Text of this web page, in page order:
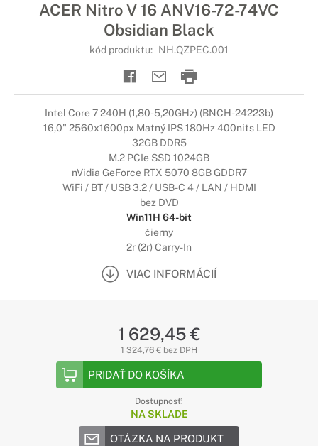
ACER Nitro V 16 ANV16-72-74VC
Obsidian Black
kód produktu: NH.QZPEC.001
Intel Core 7 240H (1,80-5,20GHz) (BNCH-24223b)
16,0" 2560x1600px Matný IPS 180Hz 400nits LED
32GB DDR5
M.2 PCIe SSD 1024GB
nVidia GeForce RTX 5070 8GB GDDR7
WiFi / BT / USB 3.2 / USB-C 4 / LAN / HDMI
bez DVD
Win11H 64-bit
čierny
2r (2r) Carry-In
VIAC INFORMÁCIÍ
1 629,45 €
1 324,76 € bez DPH
PRIDAŤ DO KOŠÍKA
Dostupnosť:
NA SKLADE
OTÁZKA NA PRODUKT